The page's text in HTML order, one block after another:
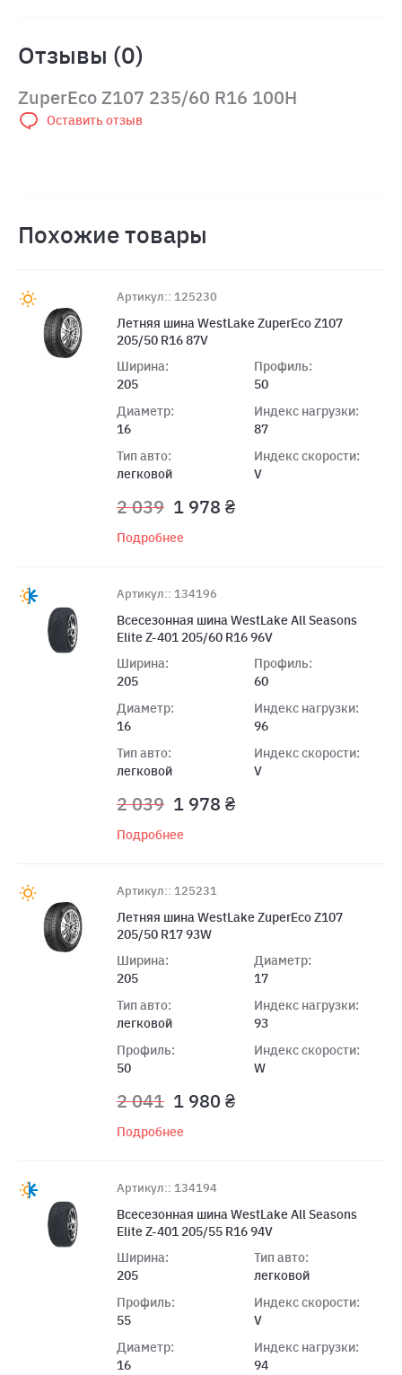
Отзывы (0)
ZuperEco Z107 235/60 R16 100H
Оставить отзыв
Похожие товары
Артикул:: 125230
Летняя шина WestLake ZuperEco Z107
205/50 R16 87V
Ширина:
205
Диаметр:
16
Тип авто:
легковой
Профиль:
50
Индекс нагрузки:
87
Индекс скорости:
V
2 039 1 978 ₴
Подробнее
Артикул:: 134196
Всесезонная шина WestLake All Seasons
Elite Z-401 205/60 R16 96V
Ширина:
205
Диаметр:
16
Тип авто:
легковой
Профиль:
60
Индекс нагрузки:
96
Индекс скорости:
V
2 039 1 978 ₴
Подробнее
Артикул:: 125231
Летняя шина WestLake ZuperEco Z107
205/50 R17 93W
Ширина:
205
Тип авто:
легковой
Профиль:
50
Диаметр:
17
Индекс нагрузки:
93
Индекс скорости:
W
2 041 1 980 ₴
Подробнее
Артикул:: 134194
Всесезонная шина WestLake All Seasons
Elite Z-401 205/55 R16 94V
Ширина:
205
Профиль:
55
Диаметр:
16
Тип авто:
легковой
Индекс скорости:
V
Индекс нагрузки:
94